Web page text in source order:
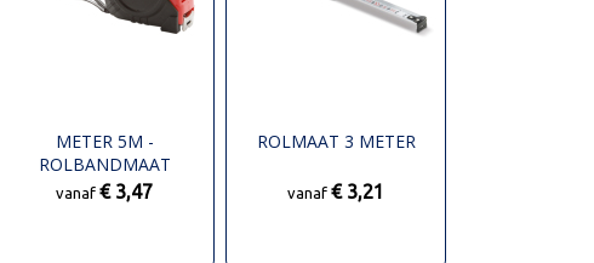
METER 5M -
ROLBANDMAAT
vanaf€ 3,47
ROLMAAT 3 METER
vanaf€ 3,21